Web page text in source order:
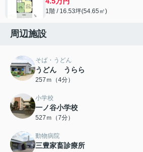
1階 / 16.53坪(54.65㎡)
周辺施設
そば・うどん
うどん うらら
257ｍ（4分）
小学校
一ノ谷小学校
527ｍ（7分）
動物病院
三豊家畜診療所